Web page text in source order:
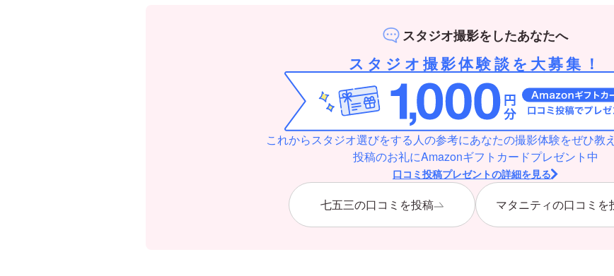
スタジオ撮影をしたあなたへ
スタジオ撮影体験談を大募集！
これからスタジオ選びをする人の参考にあなたの撮影体験をぜひ教
投稿のお礼にAmazonギフトカードプレゼント中
口コミ投稿プレゼントの詳細を見る
七五三の口コミを投稿 マタニティの口コミを